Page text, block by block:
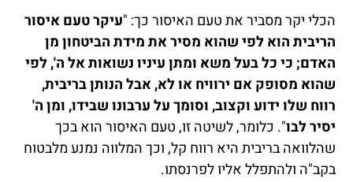
הכלי יקר מסביר את טעם האיסור כך: "עיקר טעם איסור
הריבית הוא לפי שהוא מסיר את מידת הביטחון מן
האדם; כי כל בעל משא ומתן עיניו נשואות אל ה', לפי
שהוא מסופק אם ירוויח או לא, אבל הנותן בריבית,
רווח שלו ידוע וקצוב, וסומך על ערבונו שבידו, ומן ה'
יסיר לבו". כלומר, לשיטה זו, טעם האיסור הוא בכך
שהלוואה בריבית היא רווח קל, וכך המלווה נמנע מלבטוח
בקב"ה ולהתפלל אליו לפרנסתו.